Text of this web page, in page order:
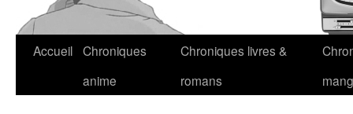
Accueil Chroniques
anime
Chroniques livres &
romans